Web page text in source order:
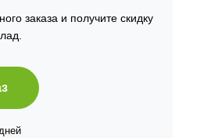
заказа и получите скидку